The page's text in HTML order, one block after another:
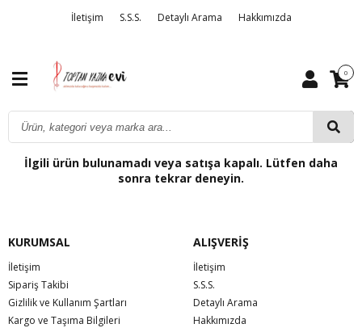
İletişim S.S.S. Detaylı Arama Hakkımızda
0
İlgili ürün bulunamadı veya satışa kapalı. Lütfen daha
sonra tekrar deneyin.
KURUMSAL
İletişim
Sipariş Takibi
Gizlilik ve Kullanım Şartları
Kargo ve Taşıma Bilgileri
ALIŞVERİŞ
İletişim
S.S.S.
Detaylı Arama
Hakkımızda